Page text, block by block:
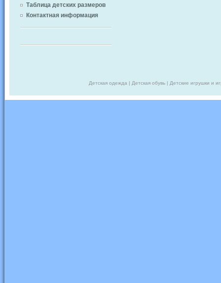
Таблица детских размеров
Контактная информация
Детская одежда | Детская обувь | Детские игрушки